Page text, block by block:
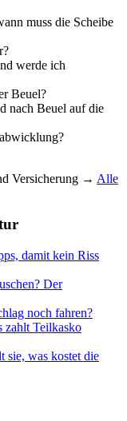
muss die Scheibe
werde ich
Beuel?
nach Beuel auf die
Versicherung → Alle
damit kein Riss
Der
noch fahren?
zahlt Teilkasko
sie, was kostet die